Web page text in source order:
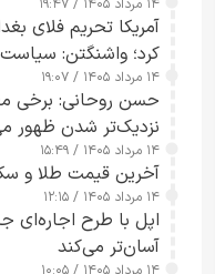
۱۴ مرداد ۱۴۰۵ / ۱۹:۴۷
آمریکا تحریم فلای
کرد؛ واشنگتن:
۱۴ مرداد ۱۴۰۵ / ۱۹:۰۷
حسن روحانی: برخی
نزدیک‌تر شدن ظهور
۱۴ مرداد ۱۴۰۵ / ۱۵:۴۹
آخرین قیمت طلا و سکه در 14
۱۴ مرداد ۱۴۰۵ / ۱۲:۱۵
اپل با طرح اجاره‌ای
آسان‌تر می‌کند